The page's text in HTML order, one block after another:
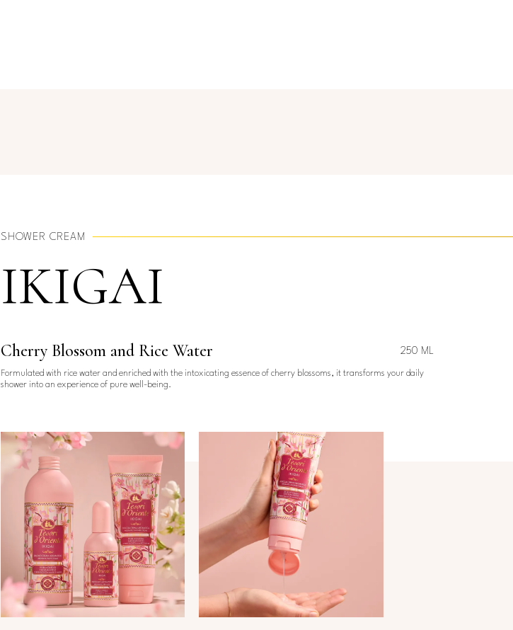
SHOWER CREAM
IKIGAI
Cherry Blossom and Rice Water 250 ML
Formulated with rice water and enriched with the intoxicating essence of cherry blossoms, it transforms your daily
shower into an experience of pure well-being.